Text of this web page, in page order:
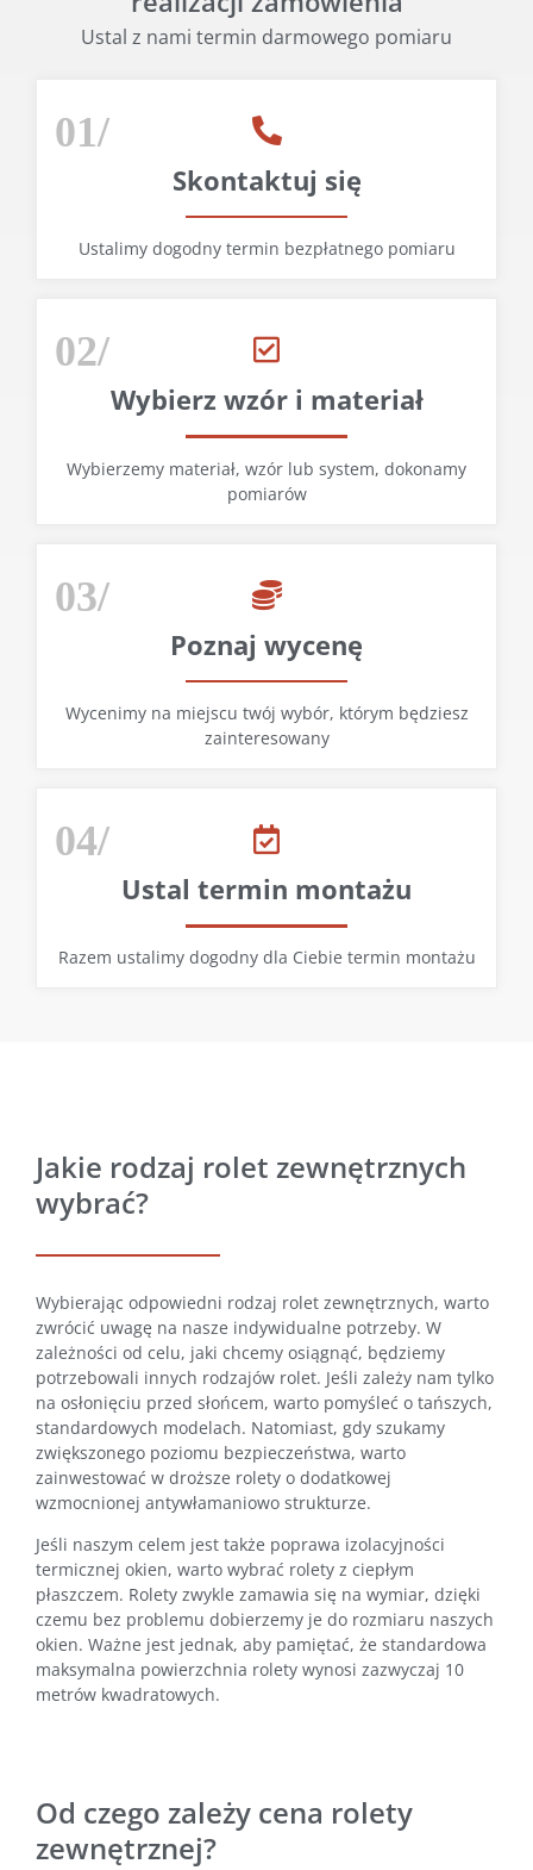
Ustal z nami termin darmowego pomiaru
01/
Skontaktuj się
Ustalimy dogodny termin bezpłatnego pomiaru
02/
Wybierz wzór i materiał
Wybierzemy materiał, wzór lub system, dokonamy
pomiarów
03/
Poznaj wycenę
Wycenimy na miejscu twój wybór, którym będziesz
zainteresowany
04/
Ustal termin montażu
Razem ustalimy dogodny dla Ciebie termin montażu
Jakie rodzaj rolet zewnętrznych
wybrać?
Wybierając odpowiedni rodzaj rolet zewnętrznych, warto
zwrócić uwagę na nasze indywidualne potrzeby. W
zależności od celu, jaki chcemy osiągnąć, będziemy
potrzebowali innych rodzajów rolet. Jeśli zależy nam tylko
na osłonięciu przed słońcem, warto pomyśleć o tańszych,
standardowych modelach. Natomiast, gdy szukamy
zwiększonego poziomu bezpieczeństwa, warto
zainwestować w droższe rolety o dodatkowej
wzmocnionej antywłamaniowo strukturze.
Jeśli naszym celem jest także poprawa izolacyjności
termicznej okien, warto wybrać rolety z ciepłym
płaszczem. Rolety zwykle zamawia się na wymiar, dzięki
czemu bez problemu dobierzemy je do rozmiaru naszych
okien. Ważne jest jednak, aby pamiętać, że standardowa
maksymalna powierzchnia rolety wynosi zazwyczaj 10
metrów kwadratowych.
Od czego zależy cena rolety
zewnętrznej?